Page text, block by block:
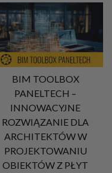
BIM TOOLBOX
PANELTECH –
INNOWACYJNE
ROZWIĄZANIE DLA
ARCHITEKTÓW W
PROJEKTOWANIU
OBIEKTÓW Z PŁYT